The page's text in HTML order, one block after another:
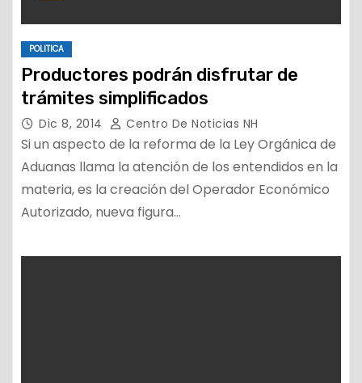
POLITICA
Productores podrán disfrutar de
trámites simplificados
Dic 8, 2014 Centro De Noticias NH
Si un aspecto de la reforma de la Ley Orgánica de
Aduanas llama la atención de los entendidos en la
materia, es la creación del Operador Económico
Autorizado, nueva figura…